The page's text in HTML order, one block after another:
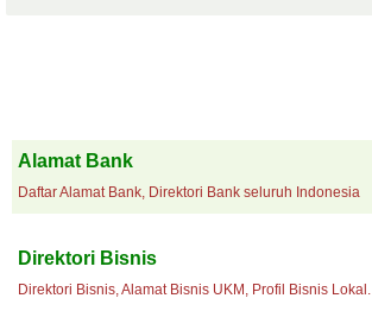
Alamat Bank
Daftar Alamat Bank, Direktori Bank seluruh Indonesia
Direktori Bisnis
Direktori Bisnis, Alamat Bisnis UKM, Profil Bisnis Lokal.